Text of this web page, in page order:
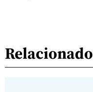
Relacionado